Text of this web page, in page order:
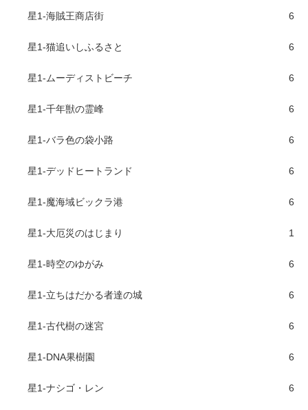
星1-海賊王商店街 6
星1-猫追いしふるさと 6
星1-ムーディストビーチ 6
星1-千年獣の霊峰 6
星1-バラ色の袋小路 6
星1-デッドヒートランド 6
星1-魔海域ビックラ港 6
星1-大厄災のはじまり 1
星1-時空のゆがみ 6
星1-立ちはだかる者達の城 6
星1-古代樹の迷宮 6
星1-DNA果樹園 6
星1-ナシゴ・レン 6